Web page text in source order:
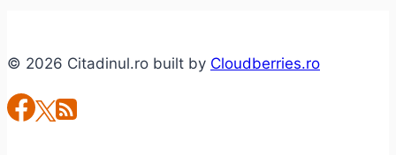
(ro,
© 2026 Citadinul.ro built by Cloudberries.ro